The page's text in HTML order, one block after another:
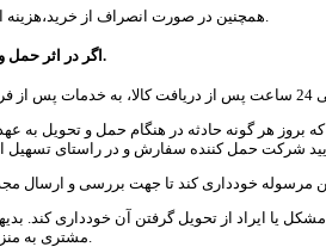
- اگر در اثر حمل و نقل، آسیب دیدگی ایجاد شده باشد.
مشتری به منزله تایید سلامت فیزیکی آن خواهد بود.